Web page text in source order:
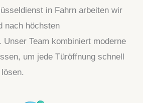
in Fahrn arbeiten wir
nach höchsten
Unser Team kombiniert moderne
um jede Türöffnung schnell